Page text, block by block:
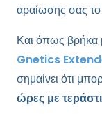
αραίωσης σας
Και όπως βρήκα
Gnetics
σημαίνει ότι
ώρες με